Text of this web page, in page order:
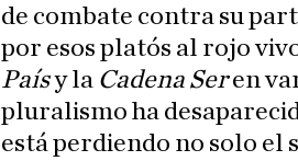
de combate contra su
por esos platós al rojo
Paísy la Cadena Seren
pluralismo ha
está perdiendo no solo el